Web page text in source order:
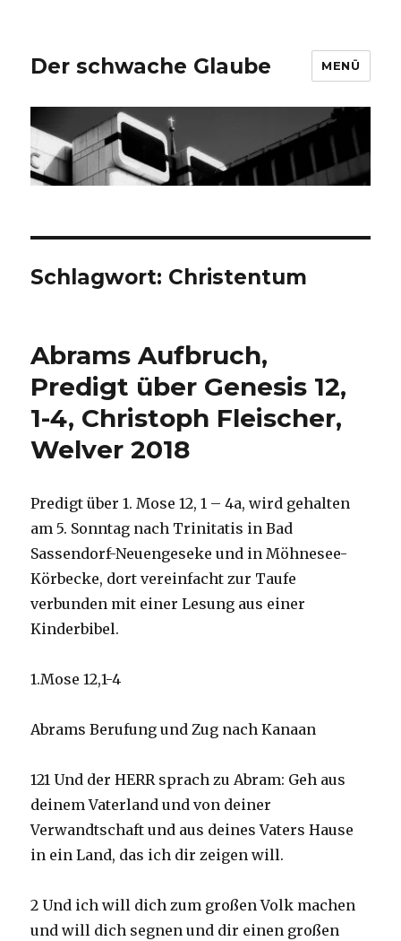
Der schwache Glaube MENÜ
Schlagwort: Christentum
Abrams Aufbruch,
Predigt über Genesis 12,
1-4, Christoph Fleischer,
Welver 2018
Predigt über 1. Mose 12, 1 – 4a, wird gehalten
am 5. Sonntag nach Trinitatis in Bad
Sassendorf-Neuengeseke und in Möhnesee-
Körbecke, dort vereinfacht zur Taufe
verbunden mit einer Lesung aus einer
Kinderbibel.
1.Mose 12,1-4
Abrams Berufung und Zug nach Kanaan
121 Und der HERR sprach zu Abram: Geh aus
deinem Vaterland und von deiner
Verwandtschaft und aus deines Vaters Hause
in ein Land, das ich dir zeigen will.
2 Und ich will dich zum großen Volk machen
und will dich segnen und dir einen großen